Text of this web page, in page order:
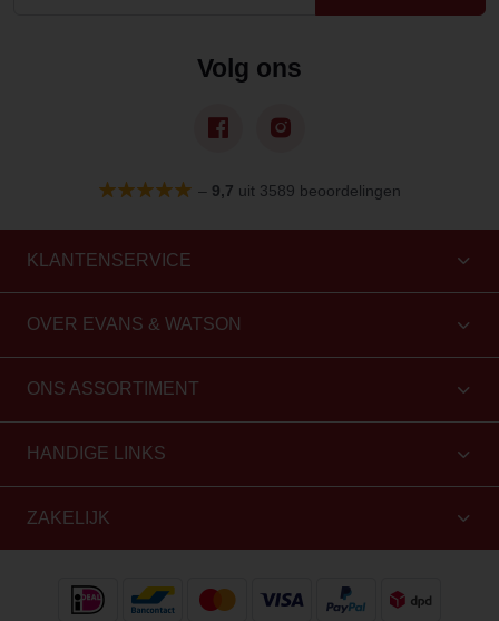
Volg ons
– 9,7 uit 3589 beoordelingen
KLANTENSERVICE
OVER EVANS & WATSON
ONS ASSORTIMENT
HANDIGE LINKS
ZAKELIJK